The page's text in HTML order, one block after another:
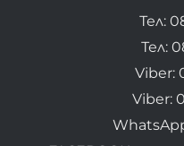
Тел:
Тел:
Viber:
Viber: